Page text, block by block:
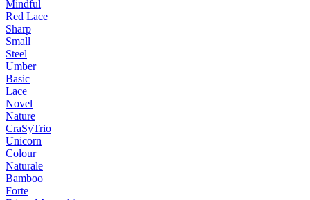
Mindful
Red Lace
Sharp
Small
Steel
Umber
Basic
Lace
Novel
Nature
CraSyTrio
Unicorn
Colour
Naturale
Bamboo
Forte